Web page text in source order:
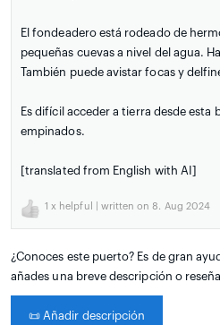
El fondeadero está rodeado de
pequeñas cuevas a nivel del agua.
También puede avistar focas y
Es difícil acceder a tierra desde esta
empinados.
[translated from English with AI]
1 x helpful | written on 8. Aug 2024
¿Conoces este puerto? Es de gran
añades una breve descripción o
📜 Añadir descripción